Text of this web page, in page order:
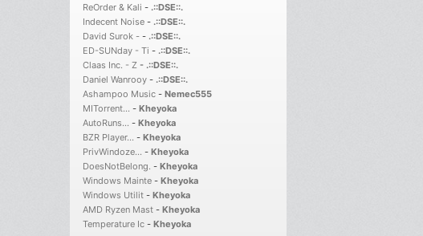
ReOrder & Kali - .::DSE::.
Indecent Noise - .::DSE::.
David Surok - - .::DSE::.
ED-SUNday - Ti - .::DSE::.
Claas Inc. - Z - .::DSE::.
Daniel Wanrooy - .::DSE::.
Ashampoo Music - Nemec555
MITorrent... - Kheyoka
AutoRuns... - Kheyoka
BZR Player... - Kheyoka
PrivWindoze... - Kheyoka
DoesNotBelong. - Kheyoka
Windows Mainte - Kheyoka
Windows Utilit - Kheyoka
AMD Ryzen Mast - Kheyoka
Temperature Ic - Kheyoka